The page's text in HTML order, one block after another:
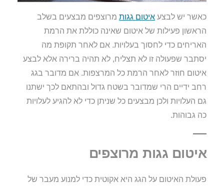
כאשר יש לבצע איטום גגות מרוצפים מבצעים בשלב
הראשון פעילות של איטום שאינה כוללת את הרמת
האריחים כדי לחסוך בעלויות. אם לאחר תקופת מה
יסתבר שפעולה זו לא תצליח, לא תהיה ברירה אלא לבצע
איטום חוזר לאחר הרמת כל המרצפות. אם מדובר בגג
רחב ידיים הרי שמדובר בשטח גדול ובהתאם לכך ישתנו
גם העלויות ולכן מבצעים כל שניתן כדי לא להגיע לעלויות
כה גבוהות.
איטום גגות מרוצפים
פעולת האיטום על הגג היא אקוטית כדי למנוע מעבר של